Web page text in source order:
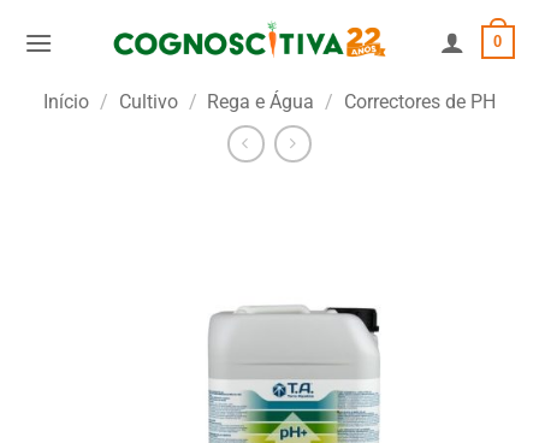
0
Início / Cultivo / Rega e Água / Correctores de PH